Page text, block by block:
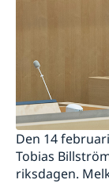
Den 14
Tobias
riksdagen.